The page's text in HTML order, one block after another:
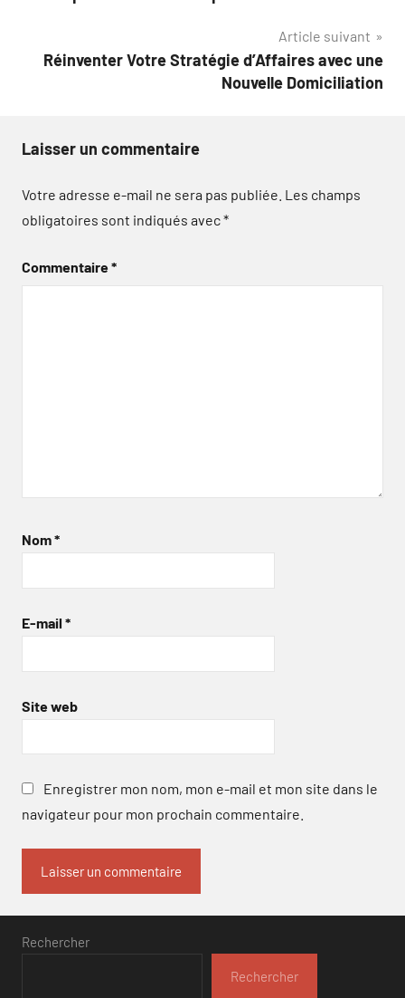
Article suivant
Réinventer Votre Stratégie d’Affaires avec une
Nouvelle Domiciliation
Laisser un commentaire
Votre adresse e-mail ne sera pas publiée. Les champs
obligatoires sont indiqués avec*
Commentaire*
Nom*
E-mail *
Site web
Enregistrer mon nom, mon e-mail et mon site dans le
navigateur pour mon prochain commentaire.
Rechercher
Rechercher